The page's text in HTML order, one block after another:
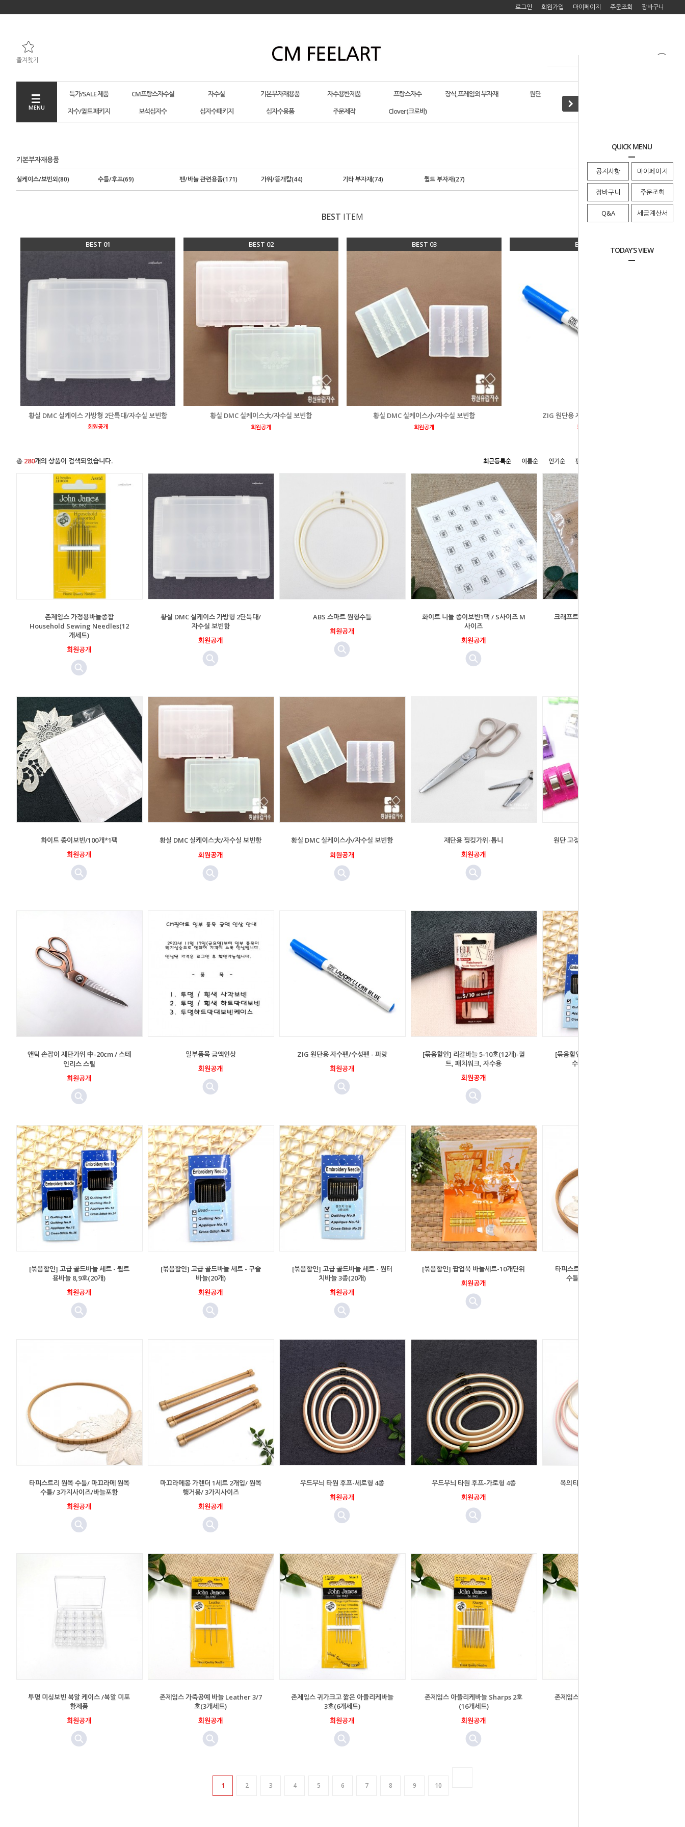
QUICK MENU
공지사항 마이페이지
장바구니 주문조회
Q&A 세금계산서
TODAY'S VIEW
로그인 회원가입 마이페이지 주문조회 장바구니
즐겨찾기
MENU
특가/SALE 제품 CM프랑스자수실 자수실 기본부자재용품 자수용반제품 프랑스자수 장식,프레임외 부자재 원단
자수/퀼트 패키지
보석십자수 십자수패키지 십자수용품 주문제작 Clover(크로바)
기본부자재용품
실케이스/보빈외(80) 수틀/후프(69) 펜/바늘 관련용품(171) 가위/뜯개칼(44) 기타 부자재(74) 퀼트 부자재(27)
BEST ITEM
BEST 01
황실 DMC 실케이스 가방형 2단특대/자수실 보빈함
회원공개
BEST 02
황실 DMC 실케이스大/자수실 보빈함
회원공개
BEST 03
황실 DMC 실케이스小/자수실 보빈함
회원공개
BEST 04
ZIG 원단용 자수펜/수성펜 - 파랑
회원공개
총 280개의 상품이 검색되었습니다. 최근등록순 이름순 인기순 판매순
존제임스 가정용바늘종합
Household Sewing Needles(12
개세트)
회원공개
황실 DMC 실케이스 가방형 2단특대/
자수실 보빈함
회원공개
ABS 스마트 원형수틀
회원공개
화이트 니들 종이보빈1팩 / S사이즈 M
사이즈
회원공개
크래프트 니들 종이보빈1팩 / S사이즈
화이트 종이보빈/100개*1팩
회원공개
황실 DMC 실케이스大/자수실 보빈함
회원공개
황실 DMC 실케이스小/자수실 보빈함
회원공개
재단용 핑킹가위-톱니
회원공개
원단 고정용 시접 집게 50개/ 원단클립
앤틱 손잡이 재단가위 中-20cm / 스테
인리스 스틸
회원공개
일부품목 금액인상
회원공개
ZIG 원단용 자수펜/수성펜 - 파랑
회원공개
[묶음할인] 리갈바늘 5-10호(12개)-퀼
트, 패치워크, 자수용
회원공개
[묶음할인] 고급 골드바늘 세트 - 십자
수용바늘 24,26호(20개)
[묶음할인] 고급 골드바늘 세트 - 퀼트
용바늘 8,9호(20개)
회원공개
[묶음할인] 고급 골드바늘 세트 - 구슬
바늘(20개)
회원공개
[묶음할인] 고급 골드바늘 세트 - 원터
치바늘 3종(20개)
회원공개
[묶음할인] 팝업북 바늘세트-10개단위
회원공개
타피스트리 원목 수틀/ 마끄라메 원목
수틀/ 2가지사이즈/바늘포함
타피스트리 원목 수틀/ 마끄라메 원목
수틀/ 3가지사이즈/바늘포함
회원공개
마끄라메봉 가렌더 1세트 2개입/ 원목
행거봉/ 3가지사이즈
회원공개
우드무늬 타원 후프-세로형 4종
회원공개
우드무늬 타원 후프-가로형 4종
회원공개
옥의티 - 꽈배기 타원 후프(18.5 *
투명 미싱보빈 북알 케이스 /북알 미포
함제품
회원공개
존제임스 가죽공예 바늘 Leather 3/7
호(3개세트)
회원공개
존제임스 귀가크고 짧은 아플리케바늘
3호(6개세트)
회원공개
존제임스 아플리케바늘 Sharps 2호
(16개세트)
회원공개
존제임스 아플리케바늘 Sharps 5/10
1 2 3 4 5 6 7 8 9 10